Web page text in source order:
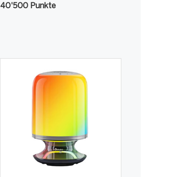
40'500 Punkte